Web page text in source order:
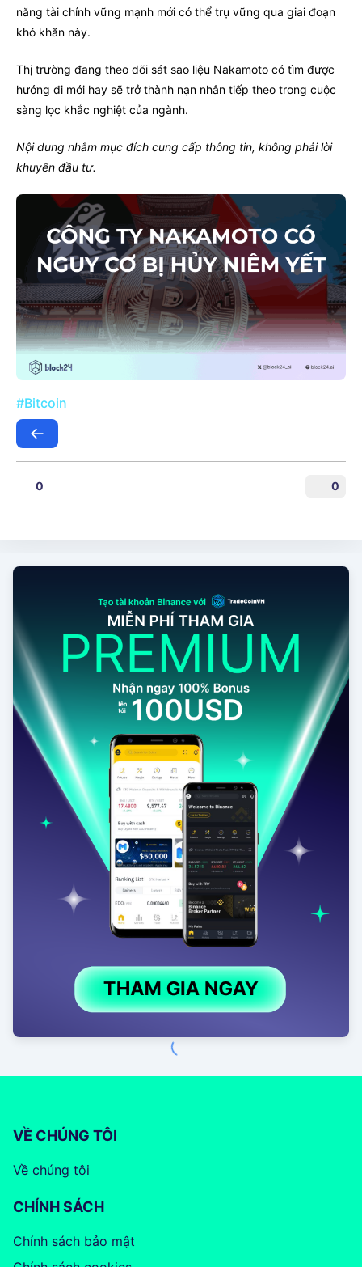
năng tài chính vững mạnh mới có thể trụ vững qua giai đoạn
khó khăn này.
Thị trường đang theo dõi sát sao liệu Nakamoto có tìm được
hướng đi mới hay sẽ trở thành nạn nhân tiếp theo trong cuộc
sàng lọc khắc nghiệt của ngành.
Nội dung nhằm mục đích cung cấp thông tin, không phải lời
khuyên đầu tư.
#Bitcoin
0 0
VỀ CHÚNG TÔI
Về chúng tôi
CHÍNH SÁCH
Chính sách bảo mật